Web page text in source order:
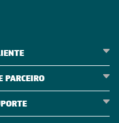
PARCEIRO